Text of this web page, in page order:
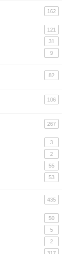
162
121
31
9
82
106
267
3
2
55
53
435
50
5
2